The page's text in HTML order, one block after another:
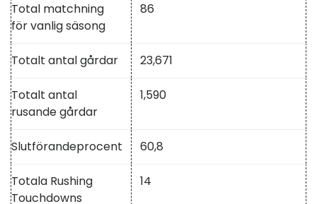
Total matchning
för vanlig säsong
86
Totalt antal gårdar 23,671
Totalt antal
rusande gårdar
1,590
Slutförandeprocent 60,8
Totala Rushing
Touchdowns
14